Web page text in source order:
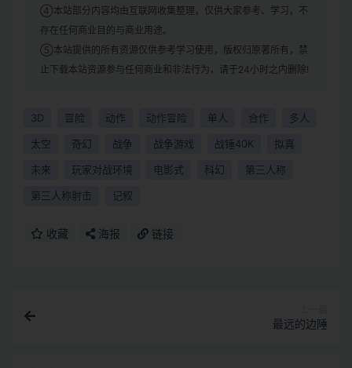
④本站部分内容均由互联网收集整理，仅供大家参考、学习，不
存在任何商业目的与商业用途。
⑤本站提供的所有资源仅供参考学习使用，版权归原著所有，禁
止下载本站资源参与任何商业和非法行为，请于24小时之内删除!
3D 冒险 动作 动作冒险 单人 合作 多人
太空 奇幻 战争 战争游戏 战锤40K 拟真
未来 玩家对战环境 电影式 科幻 第三人称
第三人称射击 记叙
收藏 海报 链接
最远的边陲